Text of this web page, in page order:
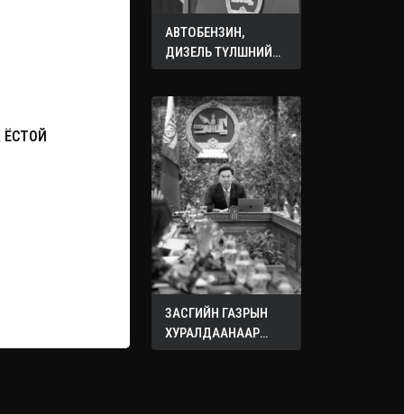
ЁСТОЙ
АВТОБЕНЗИН,
ДИЗЕЛЬ ТҮЛШНИЙ
ОНЦГОЙ АЛБАН
ЗАСГИЙН ГАЗРЫН
ХУРАЛДААНААР
ХЭЛЭЛЦЭЖ БУЙ